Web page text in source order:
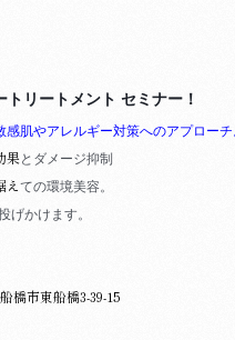
リートメント セミナー！
感肌やアレルギー対策へのアプローチ
果とダメージ抑制
えての環境美容。
げかけます。
橋市東船橋3-39-15